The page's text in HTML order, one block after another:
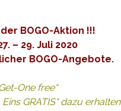
BOGO-Aktion !!!
– 29. Juli 2020
BOGO-Angebote.
One free“
GRATIS“ dazu erhalten